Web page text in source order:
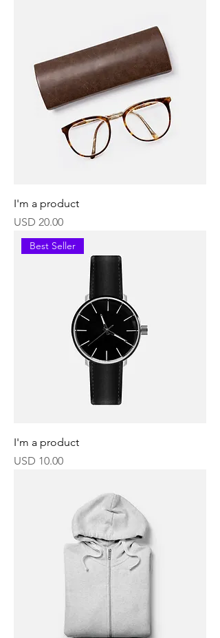
I'm a product
Precio
USD 20.00
Best Seller
I'm a product
Precio
USD 10.00